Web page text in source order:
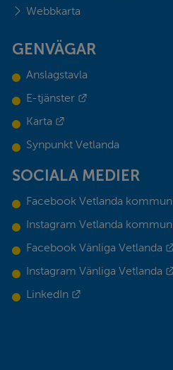
Webbkarta
GENVÄGAR
Anslagstavla
E-tjänster
Karta
Synpunkt Vetlanda
SOCIALA MEDIER
Facebook Vetlanda kommun
Instagram Vetlanda kommun
Facebook Vänliga Vetlanda
Instagram Vänliga Vetlanda
LinkedIn